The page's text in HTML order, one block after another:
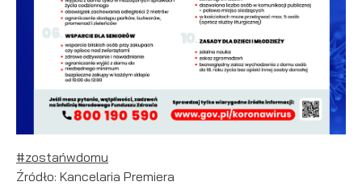
#zostańwdomu
Źródło: Kancelaria Premiera